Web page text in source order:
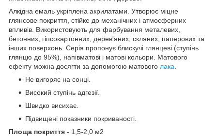
Алкідна емаль укріплена акрилатами. Утворює міцне
глянсове покриття, стійке до механічних і атмосферних
впливів. Використовують для фарбування металевих,
бетонних, гіпсокартонних, дерев'яних, скляних, паперових та
інших поверхонь. Серія пропонує блискучі глянцеві (ступінь
глянцю до 95%), напівматові і матові кольори. Матового
ефекту можна досягти за допомогою матового лака
Не вигоряє на сонці.
Високий ступінь адгезії.
Швидко висихає.
Підвищені показники покриваності.
Площа покриття - 1,5-2,0 м2